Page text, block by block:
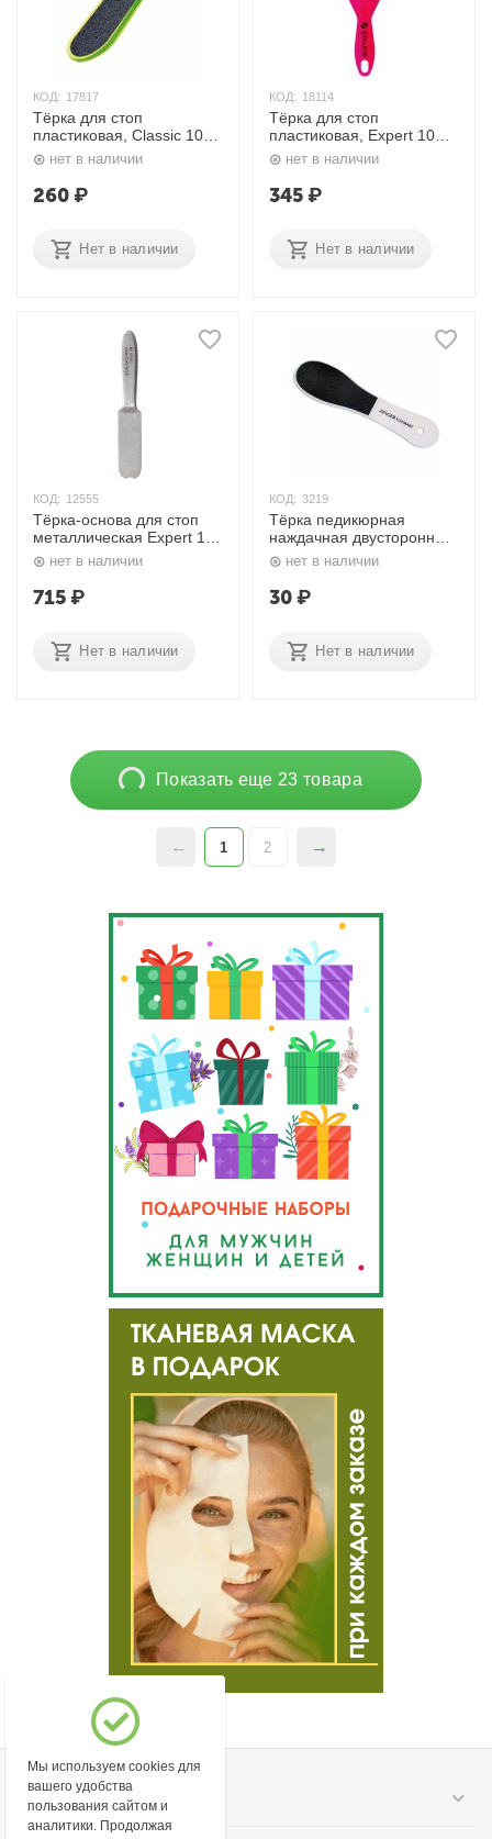
КОД: 17817
Тёрка для стоп
пластиковая, Classic 10
TYPE 1 (100/180) Сталекс
нет в наличии
260₽
Нет в наличии
КОД: 18114
Тёрка для стоп
пластиковая, Expert 10
TYPE 2 AE 10/2 Сталекс
нет в наличии
345₽
Нет в наличии
КОД: 12555
Тёрка-основа для стоп
металлическая Expert 10
MBE-10 Сталекс
нет в наличии
715₽
Нет в наличии
КОД: 3219
Тёрка педикюрная
наждачная двусторонняя
RA-02 Zinger
нет в наличии
30₽
Нет в наличии
Показать еще 23 товара
1 2
Моя учетная запись
Мы используем cookies для
вашего удобства
пользования сайтом и
аналитики. Продолжая